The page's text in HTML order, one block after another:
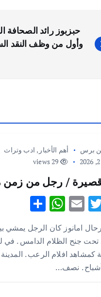
حبزبوز رائد الصحافة
وأول من وظف النقد
برس أهم الأخبار , ادب وتراث
/ رجل من
T
w
it
te
r
E
m
ai
l
W
h
at
s
A
p
S
ar
e
امانوز كان الرجل يمشي
. تحت جنح الظلام الدامس . في
كمشاهد افلام الرعب .
. نصف…